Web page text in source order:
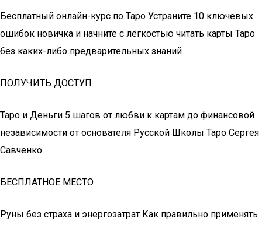
Бесплатный онлайн-курс по Таро Устраните 10 ключевых
ошибок новичка и начните с лёгкостью читать карты Таро
без каких-либо предварительных знаний
ПОЛУЧИТЬ ДОСТУП
Таро и Деньги 5 шагов от любви к картам до финансовой
независимости от основателя Русской Школы Таро Сергея
Савченко
БЕСПЛАТНОЕ МЕСТО
Руны без страха и энергозатрат Как правильно применять